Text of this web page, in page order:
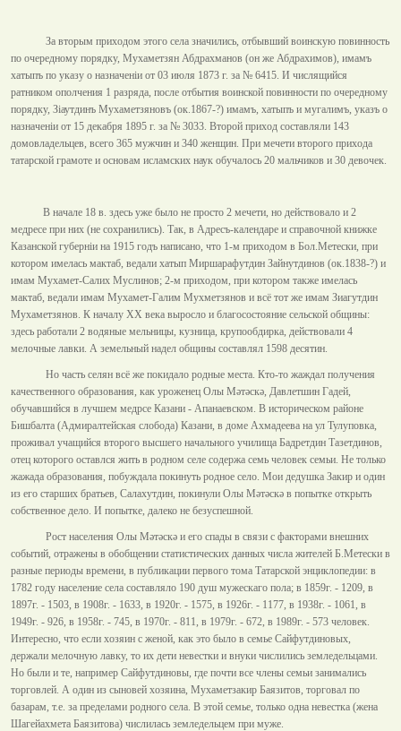
За вторым приходом этого села значились, отбывший воинскую повинность
по очередному порядку, Мухаметзян Абдрахманов (он же Абдрахимов), имамъ
хатыпъ по указу о назначенiи от 03 июля 1873 г. за № 6415. И числящийся
ратником ополчения 1 разряда, после отбытия воинской повинности по очередному
порядку, Зiаутдинъ Мухаметзяновъ (ок.1867-?) имамъ, хатыпъ и мугалимъ, указъ о
назначенiи от 15 декабря 1895 г. за № 3033. Второй приход составляли 143
домовладельцев, всего 365 мужчин и 340 женщин. При мечети второго прихода
татарской грамоте и основам исламских наук обучалось 20 мальчиков и 30 девочек.
В начале 18 в. здесь уже было не просто 2 мечети, но действовало и 2
медресе при них (не сохранились). Так, в Адресъ-календаре и справочной книжке
Казанской губернiи на 1915 годъ написано, что 1-м приходом в Бол.Метески, при
котором имелась мактаб, ведали хатып Миршарафутдин Зайнутдинов (ок.1838-?) и
имам Мухамет-Салих Муслинов; 2-м приходом, при котором также имелась
мактаб, ведали имам Мухамет-Галим Мухметзянов и всё тот же имам Зиагутдин
Мухаметзянов. К началу ХХ века выросло и благосостояние сельской общины:
здесь работали 2 водяные мельницы, кузница, крупообдирка, действовали 4
мелочные лавки. А земельный надел общины составлял 1598 десятин.
Но часть селян всё же покидало родные места. Кто-то жаждал получения
качественного образования, как уроженец Олы Мәтәскә, Давлетшин Гадей,
обучавшийся в лучшем медрсе Казани - Апанаевском. В историческом районе
Бишбалта (Адмиралтейская слобода) Казани, в доме Ахмадеева на ул Тулуповка,
проживал учащийся второго высшего начального училища Бадретдин Тазетдинов,
отец которого оставлся жить в родном селе содержа семь человек семьи. Не только
жажада образования, побуждала покинуть родное село. Мои дедушка Закир и один
из его старших братьев, Салахутдин, покинули Олы Мәтәскә в попытке открыть
собственное дело. И попытке, далеко не безуспешной.
Рост населения Олы Мәтәскә и его спады в связи с факторами внешних
событий, отражены в обобщении статистических данных числа жителей Б.Метески в
разные периоды времени, в публикации первого тома Татарской энциклопедии: в
1782 году население села составляло 190 душ мужескаго пола; в 1859г. - 1209, в
1897г. - 1503, в 1908г. - 1633, в 1920г. - 1575, в 1926г. - 1177, в 1938г. - 1061, в
1949г. - 926, в 1958г. - 745, в 1970г. - 811, в 1979г. - 672, в 1989г. - 573 человек.
Интересно, что если хозяин с женой, как это было в семье Сайфутдиновых,
держали мелочную лавку, то их дети невестки и внуки числились земледельцами.
Но были и те, например Сайфутдиновы, где почти все члены семьи занимались
торговлей. А один из сыновей хозяина, Мухаметзакир Баязитов, торговал по
базарам, т.е. за пределами родного села. В этой семье, только одна невестка (жена
Шагейахмета Баязитова) числилась земледельцем при муже.